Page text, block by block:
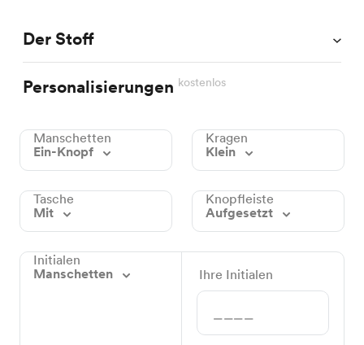
Der Stoff
Personalisierungen kostenlos
Manschetten
Ein-Knopf
Kragen
Klein
Tasche
Mit
Knopfleiste
Aufgesetzt
Initialen
Manschetten
Ihre Initialen